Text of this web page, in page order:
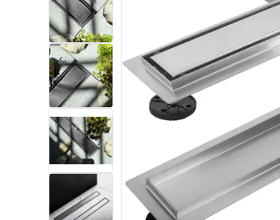
Brodziki prysznicowe
Odpływy liniowe
Toalety, ubikacje
Umywalki
Wanny i parawany